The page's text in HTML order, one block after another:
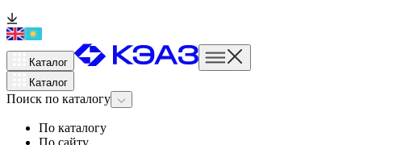
Каталог
Каталог
Поиск по каталогу
По каталогу
По сайту